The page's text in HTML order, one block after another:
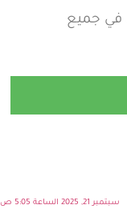
في جميع
سبتمبر 21, 2025 الساعة 5:05 ص